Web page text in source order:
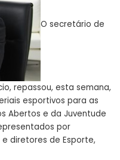
O secretário de
repassou, esta semana,
esportivos para as
Abertos e da Juventude
por
diretores de Esporte,